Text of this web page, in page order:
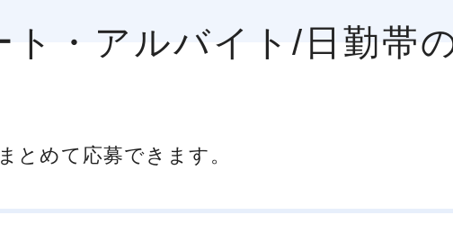
ト・アルバイト/日勤帯
とめて応募できます。